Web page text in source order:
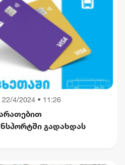
22/4/2024 • 11:26
გადახდას